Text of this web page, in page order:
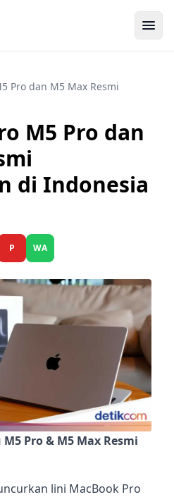
Pro dan M5 Max Resmi
M5 Pro dan
di Indonesia
P WA
Pro & M5 Max Resmi
lini MacBook Pro